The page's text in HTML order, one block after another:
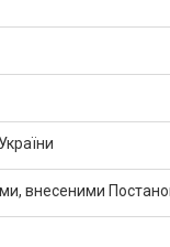
внесеними